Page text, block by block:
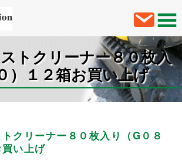
トクリーナー８０枚入
）１２箱お買い上げ
クリーナー８０枚入り（G０８
い上げ